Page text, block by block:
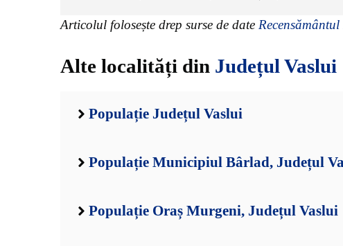
Articolul folosește drep surse de date
Alte localități din Județul Vaslui
Populație Județul Vaslui
Populație Municipiul Bârlad, Județul
Populație Oraș Murgeni, Județul Vaslui